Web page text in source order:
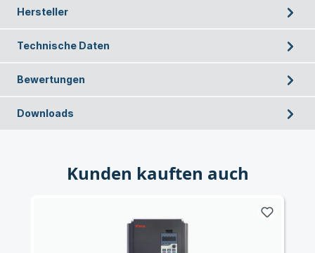
Kunden kauften auch
Hersteller
Technische Daten
Bewertungen
Downloads